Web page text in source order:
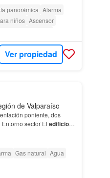
panorámica Alarma
niños Ascensor
Ver propiedad
de Valparaíso
poniente, dos
cocina Entorno sector El edificio
Gas natural Agua